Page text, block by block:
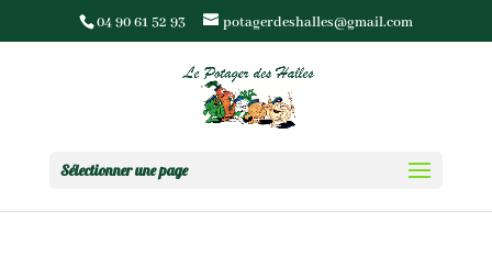
04 90 61 52 93 potagerdeshalles@gmail.com
Sélectionner une page